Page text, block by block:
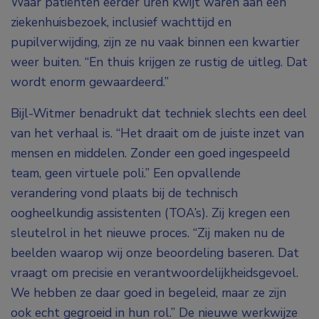
ziekenhuisbezoek, inclusief wachttijd en
pupilverwijding, zijn ze nu vaak binnen een kwartier
weer buiten. “En thuis krijgen ze rustig de uitleg. Dat
wordt enorm gewaardeerd.”
Bijl-Witmer benadrukt dat techniek slechts een deel
van het verhaal is. “Het draait om de juiste inzet van
mensen en middelen. Zonder een goed ingespeeld
team, geen virtuele poli.” Een opvallende
verandering vond plaats bij de technisch
oogheelkundig assistenten (TOA’s). Zij kregen een
sleutelrol in het nieuwe proces. “Zij maken nu de
beelden waarop wij onze beoordeling baseren. Dat
vraagt om precisie en verantwoordelijkheidsgevoel.
We hebben ze daar goed in begeleid, maar ze zijn
ook echt gegroeid in hun rol.” De nieuwe werkwijze